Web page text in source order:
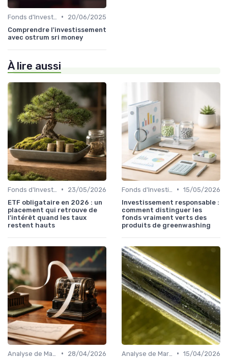
•
20/06/2025
Comprendre l'investissement
avec ostrum sri money
À lire aussi
•
23/05/2026
ETF obligataire en 2026 : un
placement qui retrouve de
l'intérêt quand les taux
restent hauts
• 15/05/2026
Investissement responsable :
comment distinguer les
fonds vraiment verts des
produits de greenwashing
•
28/04/2026
• 15/04/2026